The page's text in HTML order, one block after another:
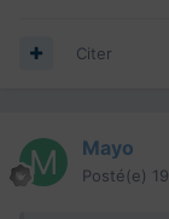
Citer
Mayo
Posté(e)